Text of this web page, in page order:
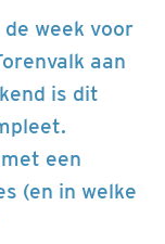
week voor
aan
is dit
een
(en in welke